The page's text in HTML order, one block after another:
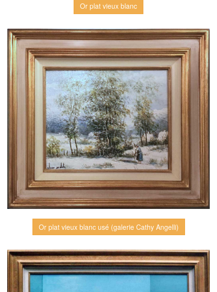
Or plat vieux blanc
Or plat vieux blanc usé (galerie Cathy Angelli)